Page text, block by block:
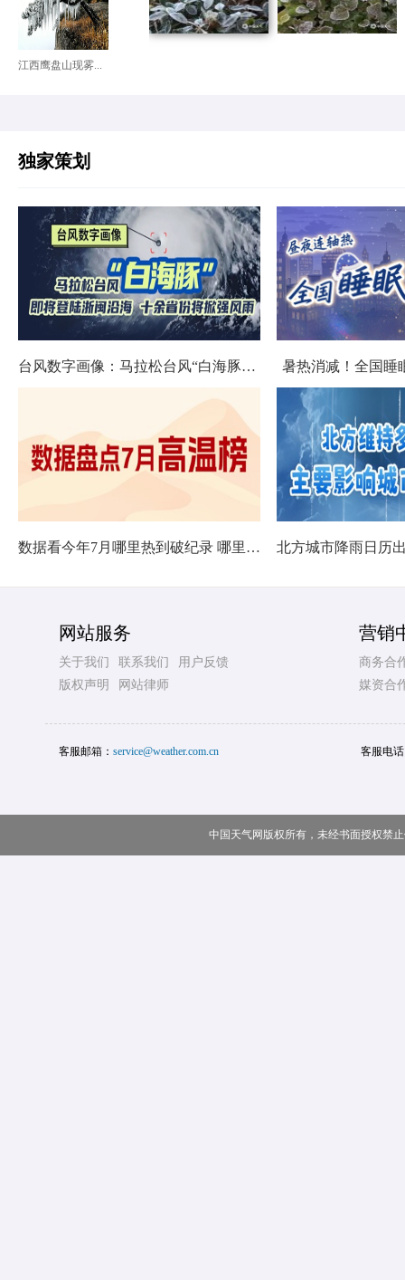
江西鹰盘山现雾...
独家策划
台风数字画像：马拉松台风“白海豚”将影响十余省份 暑热消减！全国睡
数据看今年7月哪里热到破纪录 哪里暑热连轴转
网站服务
关于我们 联系我们
用户反馈
版权声明
网站律师
营销
商务合
媒资合
客服邮箱： service@weather.com.cn 客服电
中国天气网版权所有，未经书面授权